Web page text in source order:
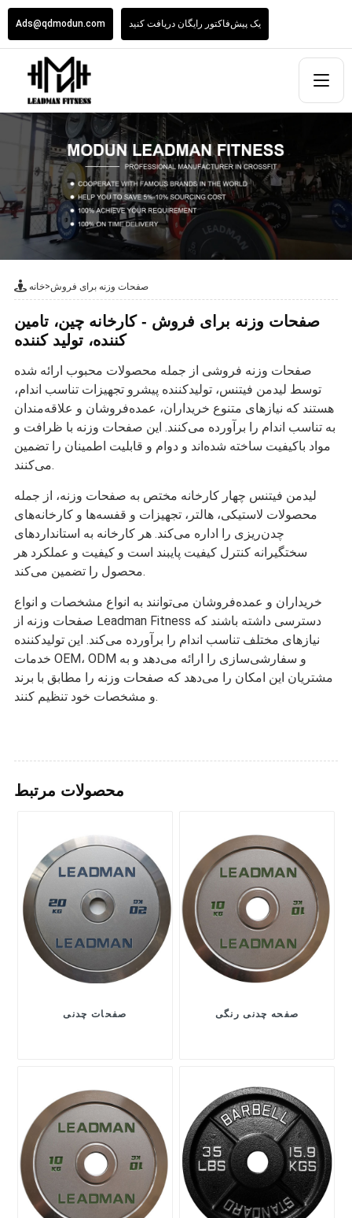
Ads@qdmodun.com یک پیش‌فاکتور رایگان دریافت کنید
خانه>صفحات وزنه برای فروش
صفحات وزنه برای فروش - کارخانه چین، تامین
کننده، تولید کننده
صفحات وزنه فروشی از جمله محصولات محبوب ارائه شده
توسط لیدمن فیتنس، تولیدکننده پیشرو تجهیزات تناسب اندام،
هستند که نیازهای متنوع خریداران، عمده‌فروشان و علاقه‌مندان
به تناسب اندام را برآورده می‌کنند. این صفحات وزنه با ظرافت و
مواد باکیفیت ساخته شده‌اند و دوام و قابلیت اطمینان را تضمین
می‌کنند.
لیدمن فیتنس چهار کارخانه مختص به صفحات وزنه، از جمله
محصولات لاستیکی، هالتر، تجهیزات و قفسه‌ها و کارخانه‌های
چدن‌ریزی را اداره می‌کند. هر کارخانه به استانداردهای
سختگیرانه کنترل کیفیت پایبند است و کیفیت و عملکرد هر
محصول را تضمین می‌کند.
خریداران و عمده‌فروشان می‌توانند به انواع مشخصات و انواع
صفحات وزنه از Leadman Fitness دسترسی داشته باشند که
نیازهای مختلف تناسب اندام را برآورده می‌کند. این تولیدکننده
خدمات OEM، ODM و سفارشی‌سازی را ارائه می‌دهد و به
مشتریان این امکان را می‌دهد که صفحات وزنه را مطابق با برند
و مشخصات خود تنظیم کنند.
محصولات مرتبط
صفحات چدنی صفحه چدنی رنگی